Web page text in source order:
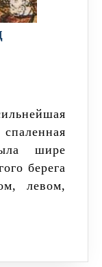
шире
берега
левом,